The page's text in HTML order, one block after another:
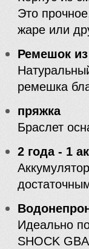
Это
жаре или
Ремешок
ремешка
пряжка
Браслет
2 года - 1
Идеально
SHOCK